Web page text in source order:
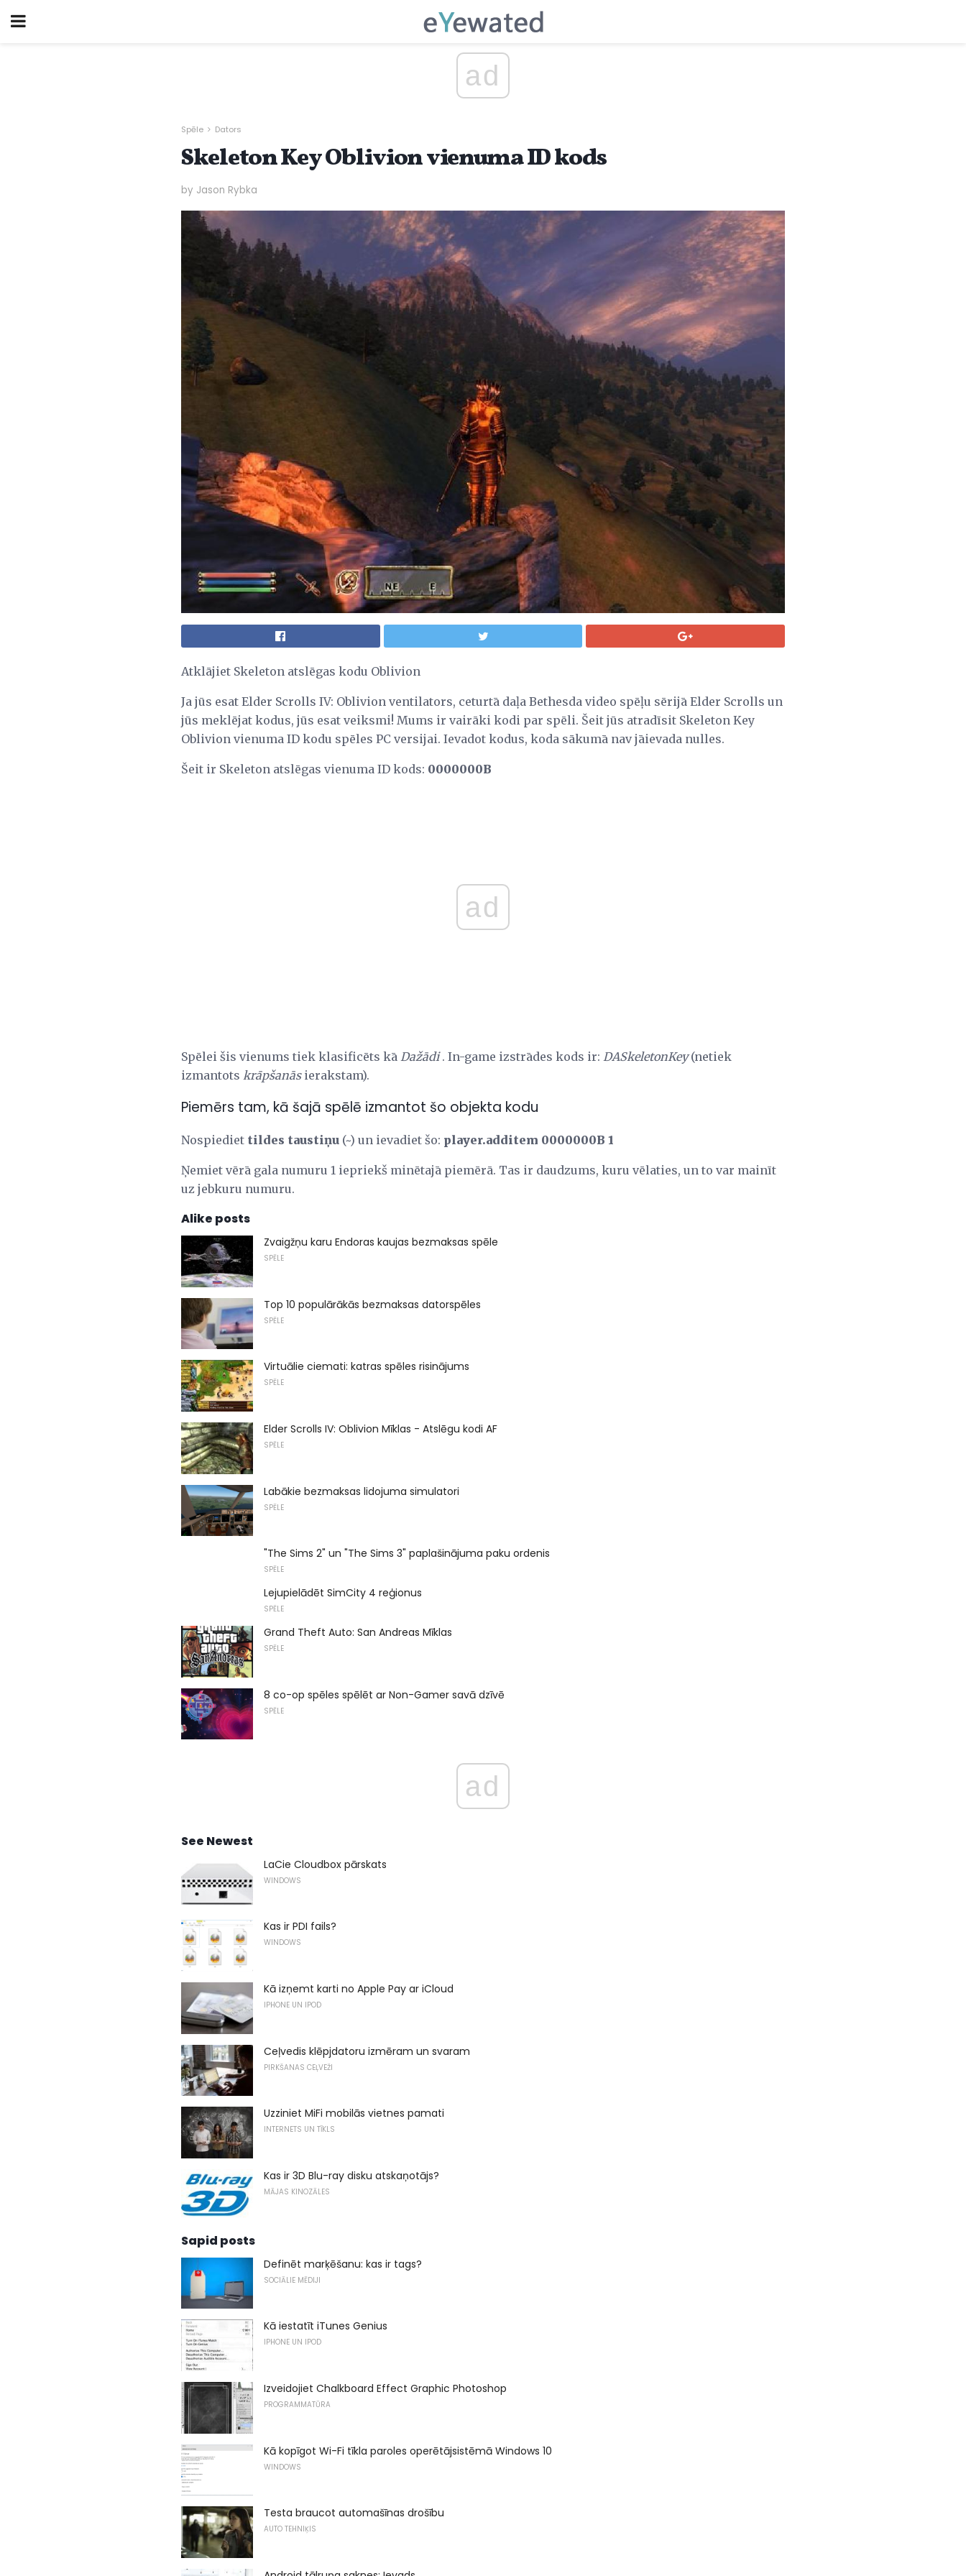
ad
Spēle Dators
Skeleton Key Oblivion vienuma ID kods
by Jason Rybka
Atklājiet Skeleton atslēgas kodu Oblivion
Ja jūs esat Elder Scrolls IV: Oblivion ventilators, ceturtā daļa Bethesda video spēļu sērijā Elder Scrolls un
jūs meklējat kodus, jūs esat veiksmi! Mums ir vairāki kodi par spēli. Šeit jūs atradīsit Skeleton Key
Oblivion vienuma ID kodu spēles PC versijai. Ievadot kodus, koda sākumā nav jāievada nulles.
Šeit ir Skeleton atslēgas vienuma ID kods: 0000000B
ad
Spēlei šis vienums tiek klasificēts kā Dažādi. In-game izstrādes kods ir: DASkeletonKey(netiek
izmantots krāpšanāsierakstam).
Piemērs tam, kā šajā spēlē izmantot šo objekta kodu
Nospiediet tildes taustiņu (~) un ievadiet šo: player.additem 0000000B 1
Ņemiet vērā gala numuru 1 iepriekš minētajā piemērā. Tas ir daudzums, kuru vēlaties, un to var mainīt
uz jebkuru numuru.
Alike posts
Zvaigžņu karu Endoras kaujas bezmaksas spēle
SPĒLE
Top 10 populārākās bezmaksas datorspēles
SPĒLE
Virtuālie ciemati: katras spēles risinājums
SPĒLE
Elder Scrolls IV: Oblivion Mīklas - Atslēgu kodi AF
SPĒLE
Labākie bezmaksas lidojuma simulatori
SPĒLE
"The Sims 2" un "The Sims 3" paplašinājuma paku ordenis
SPĒLE
Lejupielādēt SimCity 4 reģionus
SPĒLE
Grand Theft Auto: San Andreas Mīklas
SPĒLE
8 co-op spēles spēlēt ar Non-Gamer savā dzīvē
SPĒLE
ad
See Newest
LaCie Cloudbox pārskats
WINDOWS
Kas ir PDI fails?
WINDOWS
Kā izņemt karti no Apple Pay ar iCloud
IPHONE UN IPOD
Ceļvedis klēpjdatoru izmēram un svaram
PIRKŠANAS CEĻVEŽI
Uzziniet MiFi mobilās vietnes pamati
INTERNETS UN TĪKLS
Kas ir 3D Blu-ray disku atskaņotājs?
MĀJAS KINOZĀLES
Sapid posts
Definēt marķēšanu: kas ir tags?
SOCIĀLIE MĒDIJI
Kā iestatīt iTunes Genius
IPHONE UN IPOD
Izveidojiet Chalkboard Effect Graphic Photoshop
PROGRAMMATŪRA
Kā kopīgot Wi-Fi tīkla paroles operētājsistēmā Windows 10
WINDOWS
Testa braucot automašīnas drošību
AUTO TEHNIĶIS